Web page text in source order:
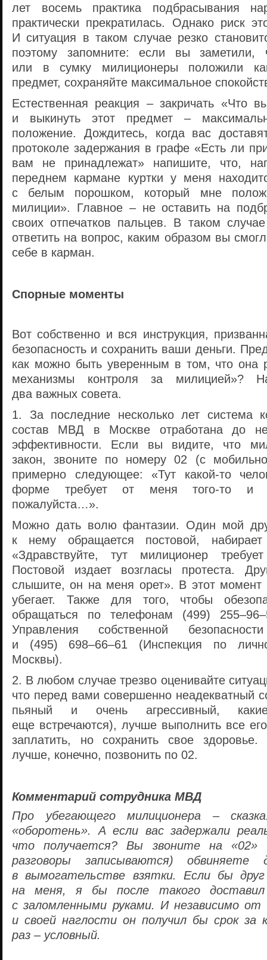
лет восемь практика подбрасывания
практически прекратилась. Однако риск
И ситуация в таком случае резко
поэтому запомните: если вы
или в сумку милиционеры положили
предмет, сохраняйте максимальное
Естественная реакция – закричать «Что
и выкинуть этот предмет –
положение. Дождитесь, когда вас
протоколе задержания в графе «Есть ли
вам не принадлежат» напишите, что,
переднем кармане куртки у меня
с белым порошком, который мне
милиции». Главное – не оставить на
своих отпечатков пальцев. В таком
ответить на вопрос, каким образом вы
себе в карман.
Спорные моменты
Вот собственно и вся инструкция,
безопасность и сохранить ваши деньги.
как можно быть уверенным в том, что она
механизмы контроля за милицией»?
два важных совета.
1. За последние несколько лет система
состав МВД в Москве отработана до
эффективности. Если вы видите, что
закон, звоните по номеру 02 (с
примерно следующее: «Тут какой-то
форме требует от менятого-то
пожалуйста…».
Можно дать волю фантазии. Один мой
к нему обращается постовой,
«Здравствуйте, тут милиционер
Постовой издает возгласы протеста.
слышите, он на меня орет». В этот момент
убегает. Также для того, чтобы
обращаться по телефонам (499)
Управления собственной
и (495) 698–66–61 (Инспекция по
Москвы).
2. В любом случае трезво оценивайте
что перед вами совершенно неадекватный
пьяный и очень агрессивный,
еще встречаются), лучше выполнить все
заплатить, но сохранить свое
лучше, конечно, позвонить по 02.
Комментарий сотрудника МВД
Про убегающего милиционера –
«оборотень». А если вас задержали
что получается? Вы звоните на «02»
разговоры записываются) обвиняете
в вымогательстве взятки. Если бы
на меня, я бы после такого
с заломленными руками. И независимо от
и своей наглости он получил бы срок за
раз – условный.